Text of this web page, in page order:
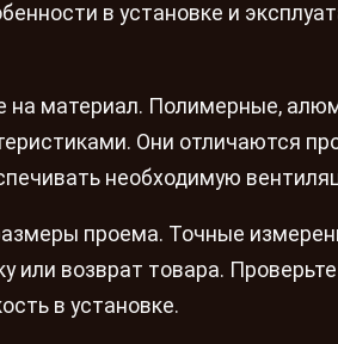
в установке и
на материал. Полимерные,
Они отличаются
необходимую
проема. Точные
или возврат товара.
в установке.